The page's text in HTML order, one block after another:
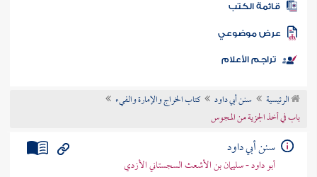
المكتبة
الكتب
موضوعي
تراجم الأعلام
الرئيسية سنن أبي داود
كتاب الخراج والإمارة والفيء
باب في أخذ الجزية من المجوس
سنن أبي داود
أبو داود - سليمان بن الأشعث السجستاني الأزدي